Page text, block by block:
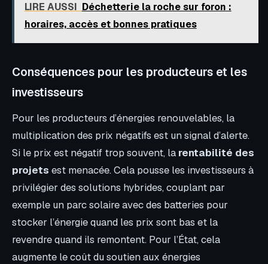
LIRE AUSSI Déchetterie la roche sur foron :
horaires, accès et bonnes pratiques
Conséquences pour les producteurs et les
investisseurs
Pour les producteurs d’énergies renouvelables, la
multiplication des prix négatifs est un signal d’alerte.
Si le prix est négatif trop souvent, la rentabilité des
projets est menacée. Cela pousse les investisseurs à
privilégier des solutions hybrides, couplant par
exemple un parc solaire avec des batteries pour
stocker l’énergie quand les prix sont bas et la
revendre quand ils remontent. Pour l’État, cela
augmente le coût du soutien aux énergies